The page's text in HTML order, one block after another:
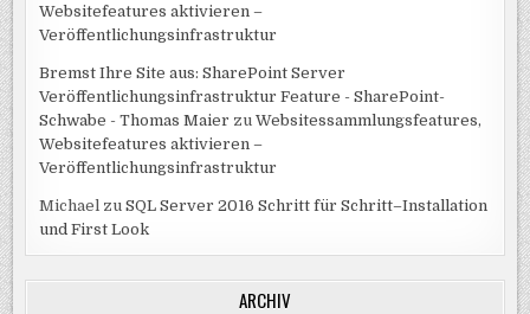
Websitefeatures aktivieren –
Veröffentlichungsinfrastruktur
Bremst Ihre Site aus: SharePoint Server
Veröffentlichungsinfrastruktur Feature - SharePoint-
Schwabe - Thomas Maier zuWebsitessammlungsfeatures,
Websitefeatures aktivieren –
Veröffentlichungsinfrastruktur
Michael zuSQL Server 2016 Schritt für Schritt–Installation
und First Look
ARCHIV